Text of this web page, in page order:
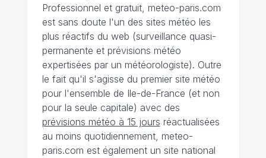
Professionnel et gratuit, meteo-paris.com
est sans doute l'un des sites météo les
plus réactifs du web (surveillance quasi-
permanente et prévisions météo
expertisées par un météorologiste). Outre
le fait qu'il s'agisse du premier site météo
pour l'ensemble de Ile-de-France (et non
pour la seule capitale) avec des
prévisions météo à 15 jours réactualisées
au moins quotidiennement, meteo-
paris.com est également un site national